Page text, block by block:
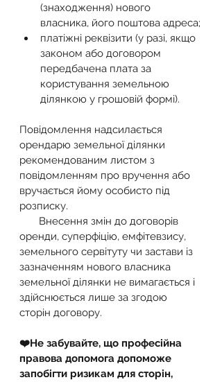
(знаходження) нового
власника, його поштова адреса;
платіжні реквізити (у разі, якщо
законом або договором
передбачена плата за
користування земельною
ділянкою у грошовій формі).
Повідомлення надсилається
орендарю земельної ділянки
рекомендованим листом з
повідомленням про вручення або
вручається йому особисто під
розписку.
Внесення змін до договорів
оренди, суперфіцію, емфітевзису,
земельного сервітуту чи застави із
зазначенням нового власника
земельної ділянки не вимагається і
здійснюється лише за згодою
сторін договору.
❤️Не забувайте, що професійна
правова допомога допоможе
запобігти ризикам для сторін,